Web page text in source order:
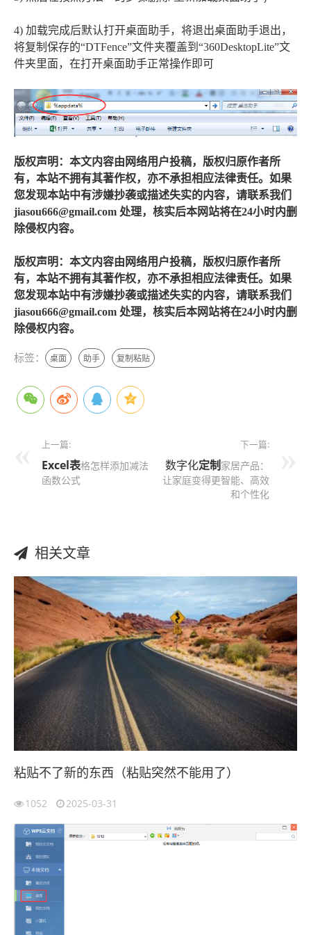
4) 加载完成后默认打开桌面助手，将退出桌面助手退出，
将复制保存的“DTFence”文件夹覆盖到“360DesktopLite”文
件夹里面，在打开桌面助手正常操作即可
版权声明：本文内容由网络用户投稿，版权归原作者所
有，本站不拥有其著作权，亦不承担相应法律责任。如果
您发现本站中有涉嫌抄袭或描述失实的内容，请联系我们
jiasou666@gmail.com 处理，核实后本网站将在24小时内删
除侵权内容。
版权声明：本文内容由网络用户投稿，版权归原作者所
有，本站不拥有其著作权，亦不承担相应法律责任。如果
您发现本站中有涉嫌抄袭或描述失实的内容，请联系我们
jiasou666@gmail.com 处理，核实后本网站将在24小时内删
除侵权内容。
标签： 桌面 助手 复制粘贴
上一篇:
Excel表格怎样添加减法
函数公式
下一篇:
数字化定制 家居产品：
让家庭变得更智能、高效
和个性化
相关文章
粘贴不了新的东西（粘贴突然不能用了）
1052 2025-03-31